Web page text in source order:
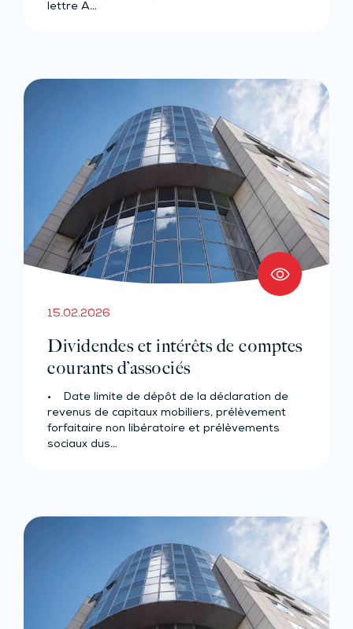
lettre A…
15.02.2026
Dividendes et intérêts de comptes
courants d’associés
• Date limite de dépôt de la déclaration de
revenus de capitaux mobiliers, prélèvement
forfaitaire non libératoire et prélèvements
sociaux dus…